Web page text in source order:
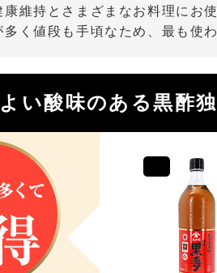
維持とさまざまなお料理にお
く値段も手頃なため、最も使
い酸味のある黒酢